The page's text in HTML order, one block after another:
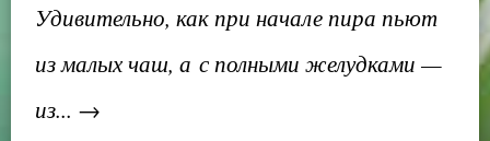
Удивительно, как при начале пира пьют
из малых чаш, а с полными желудками —
из... →